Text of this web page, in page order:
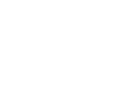
- Norme
per